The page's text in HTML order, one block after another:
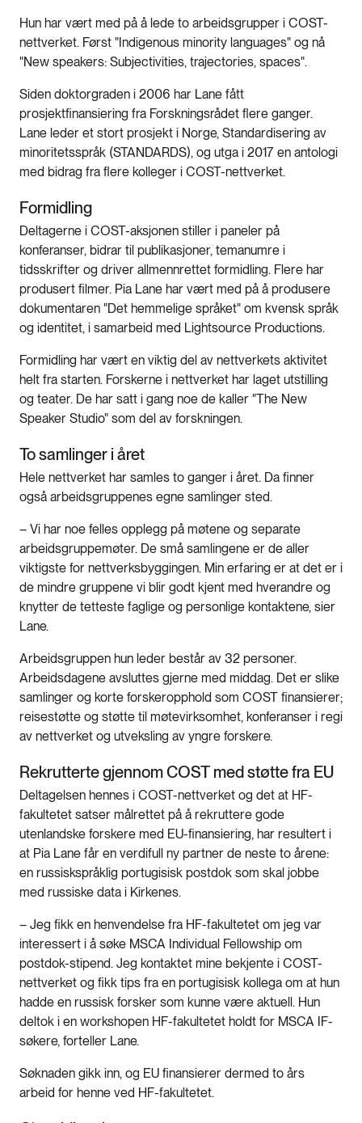
Hun har vært med på å lede to arbeidsgrupper i COST-
nettverket. Først "Indigenous minority languages" og nå
"New speakers: Subjectivities, trajectories, spaces".
Siden doktorgraden i 2006 har Lane fått
prosjektfinansiering fra Forskningsrådet flere ganger.
Lane leder et stort prosjekt i Norge, Standardisering av
minoritetsspråk (STANDARDS), og utga i 2017 en antologi
med bidrag fra flere kolleger i COST-nettverket.
Formidling
Deltagerne i COST-aksjonen stiller i paneler på
konferanser, bidrar til publikasjoner, temanumre i
tidsskrifter og driver allmennrettet formidling. Flere har
produsert filmer. Pia Lane har vært med på å produsere
dokumentaren "Det hemmelige språket" om kvensk språk
og identitet, i samarbeid med Lightsource Productions.
Formidling har vært en viktig del av nettverkets aktivitet
helt fra starten. Forskerne i nettverket har laget utstilling
og teater. De har satt i gang noe de kaller "The New
Speaker Studio" som del av forskningen.
To samlinger i året
Hele nettverket har samles to ganger i året. Da finner
også arbeidsgruppenes egne samlinger sted.
– Vi har noe felles opplegg på møtene og separate
arbeidsgruppemøter. De små samlingene er de aller
viktigste for nettverksbyggingen. Min erfaring er at det er i
de mindre gruppene vi blir godt kjent med hverandre og
knytter de tetteste faglige og personlige kontaktene, sier
Lane.
Arbeidsgruppen hun leder består av 32 personer.
Arbeidsdagene avsluttes gjerne med middag. Det er slike
samlinger og korte forskeropphold som COST finansierer;
reisestøtte og støtte til møtevirksomhet, konferanser i regi
av nettverket og utveksling av yngre forskere.
Rekrutterte gjennom COST med støtte fra EU
Deltagelsen hennes i COST-nettverket og det at HF-
fakultetet satser målrettet på å rekruttere gode
utenlandske forskere med EU-finansiering, har resultert i
at Pia Lane får en verdifull ny partner de neste to årene:
en russiskspråklig portugisisk postdok som skal jobbe
med russiske data i Kirkenes.
– Jeg fikk en henvendelse fra HF-fakultetet om jeg var
interessert i å søke MSCA Individual Fellowship om
postdok-stipend. Jeg kontaktet mine bekjente i COST-
nettverket og fikk tips fra en portugisisk kollega om at hun
hadde en russisk forsker som kunne være aktuell. Hun
deltok i en workshopen HF-fakultetet holdt for MSCA IF-
søkere, forteller Lane.
Søknaden gikk inn, og EU finansierer dermed to års
arbeid for henne ved HF-fakultetet.